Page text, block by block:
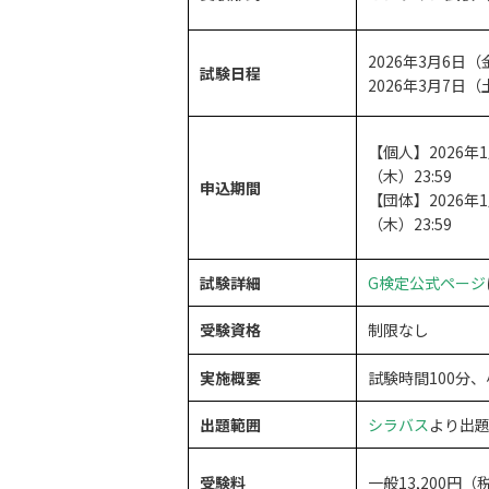
試験日程
2026年3月6日（
2026年3月7日（
申込期間
【個人】2026
（木）23:59
【団体】2026
（木）23:59
試験詳細 G検定公式ページ
受験資格 制限なし
実施概要 試験時間100分
出題範囲 シラバスより出題
受験料 一般13,200円（